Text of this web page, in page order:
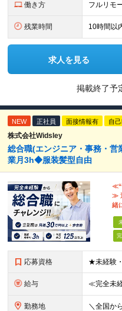
働き方 フルリモ
残業時間 10時間以
求人を見る
掲載終了予
NEW 正社員 面接情報有 自
株式会社Widsley
総合職(エンジニア・事務・
業月3h◆服装髪型自由
≪“
≫
緒
応募資格
給与
勤務地